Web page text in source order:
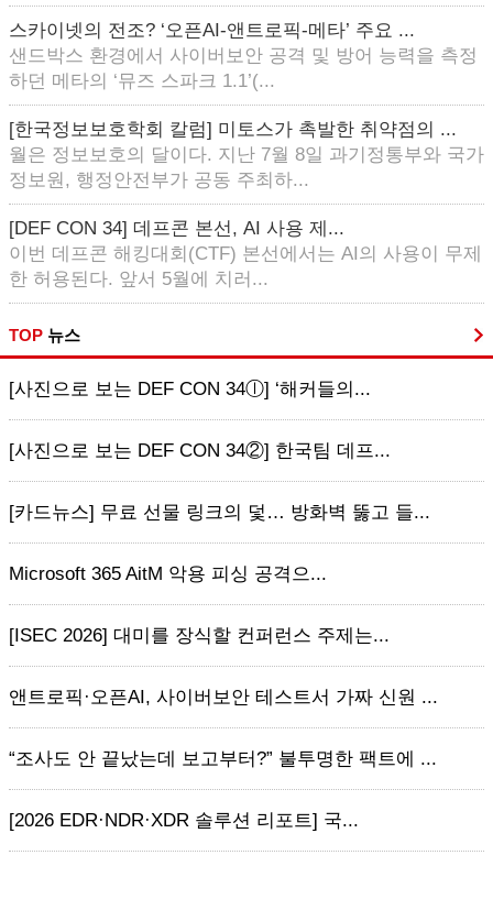
스카이넷의 전조? ‘오픈AI-앤트로픽-메타’ 주요 ...
샌드박스 환경에서 사이버보안 공격 및 방어 능력을 측정
하던 메타의 ‘뮤즈 스파크 1.1’(...
[한국정보보호학회 칼럼] 미토스가 촉발한 취약점의 ...
월은 정보보호의 달이다. 지난 7월 8일 과기정통부와 국가
정보원, 행정안전부가 공동 주최하...
[DEF CON 34] 데프콘 본선, AI 사용 제...
이번 데프콘 해킹대회(CTF) 본선에서는 AI의 사용이 무제
한 허용된다. 앞서 5월에 치러...
TOP 뉴스
[사진으로 보는 DEF CON 34ⓛ] ‘해커들의...
[사진으로 보는 DEF CON 34②] 한국팀 데프...
[카드뉴스] 무료 선물 링크의 덫… 방화벽 뚫고 들...
Microsoft 365 AitM 악용 피싱 공격으...
[ISEC 2026] 대미를 장식할 컨퍼런스 주제는...
앤트로픽·오픈AI, 사이버보안 테스트서 가짜 신원 ...
“조사도 안 끝났는데 보고부터?” 불투명한 팩트에 ...
[2026 EDR·NDR·XDR 솔루션 리포트] 국...